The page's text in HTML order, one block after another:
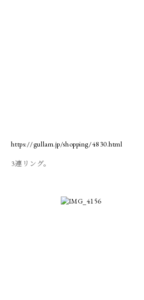
https://gullam.jp/shopping/4830.html
3連リング。